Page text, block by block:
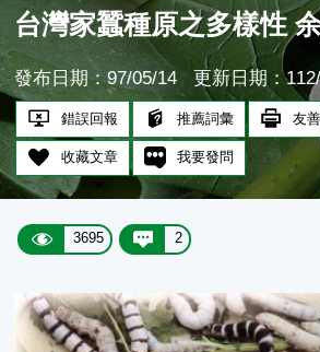
台灣家蠶種原之多樣性
發布日期：97/05/14 更新日期：
錯誤回報 推薦詞彙 友
收藏文章 我要發問
3695 2